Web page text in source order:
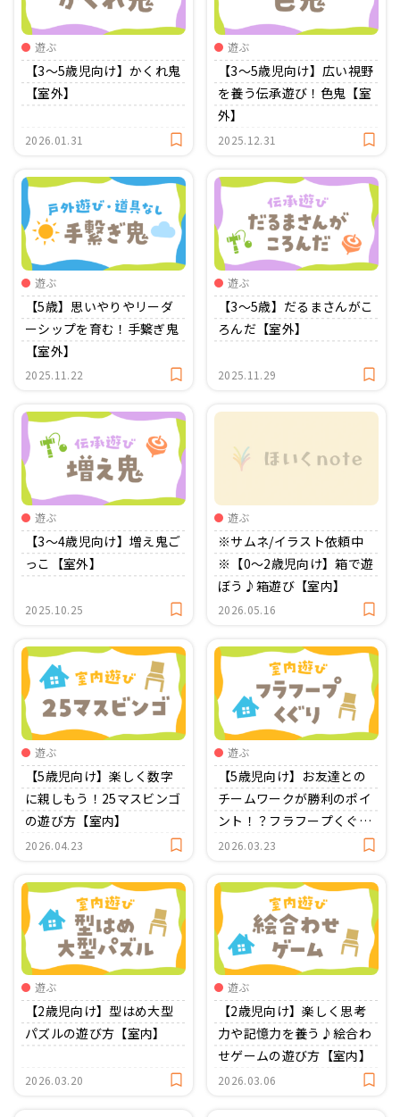
遊ぶ
【3〜5歳児向け】かくれ鬼
【室外】
2026.01.31
遊ぶ
【3〜5歳児向け】広い視野
を養う伝承遊び！色鬼【室
外】
2025.12.31
遊ぶ
【5歳】思いやりやリーダ
ーシップを育む！手繋ぎ鬼
【室外】
2025.11.22
遊ぶ
【3〜5歳】だるまさんがこ
ろんだ【室外】
2025.11.29
遊ぶ
【3〜4歳児向け】増え鬼ご
っこ【室外】
2025.10.25
遊ぶ
※サムネ/イラスト依頼中
※【0〜2歳児向け】箱で遊
ぼう♪箱遊び【室内】
2026.05.16
遊ぶ
【5歳児向け】楽しく数字
に親しもう！25マスビンゴ
の遊び方【室内】
2026.04.23
遊ぶ
【5歳児向け】お友達との
チームワークが勝利のポイ
ント！？フラフープくぐり
【室内】
2026.03.23
遊ぶ
【2歳児向け】型はめ大型
パズルの遊び方【室内】
2026.03.20
遊ぶ
【2歳児向け】楽しく思考
力や記憶力を養う♪絵合わ
せゲームの遊び方【室内】
2026.03.06